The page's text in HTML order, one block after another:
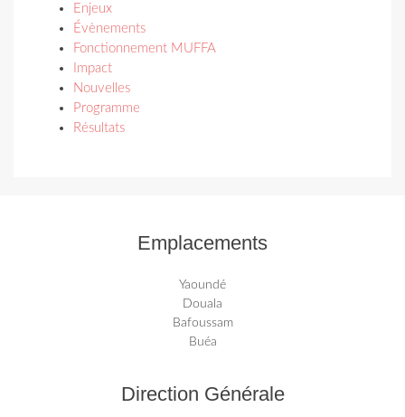
Enjeux
Évènements
Fonctionnement MUFFA
Impact
Nouvelles
Programme
Résultats
Emplacements
Yaoundé
Douala
Bafoussam
Buéa
Direction Générale